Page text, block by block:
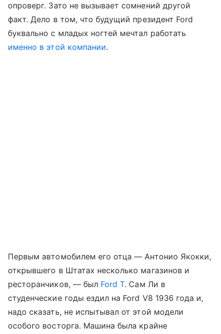
опроверг. Зато не вызывает сомнений другой
факт. Дело в том, что будущий президент Ford
буквально с младых ногтей мечтал работать
именно в этой компании.
Первым автомобилем его отца — Антонио Якокки,
открывшего в Штатах несколько магазинов и
ресторанчиков, — был Ford T. Сам Ли в
студенческие годы ездил на Ford V8 1936 года и,
надо сказать, не испытывал от этой модели
особого восторга. Машина была крайне